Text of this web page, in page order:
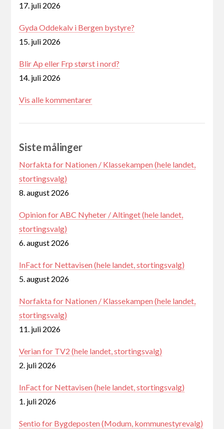
17. juli 2026
Gyda Oddekalv i Bergen bystyre?
15. juli 2026
Blir Ap eller Frp størst i nord?
14. juli 2026
Vis alle kommentarer
Siste målinger
Norfakta for Nationen / Klassekampen (hele landet,
stortingsvalg)
8. august 2026
Opinion for ABC Nyheter / Altinget (hele landet,
stortingsvalg)
6. august 2026
InFact for Nettavisen (hele landet, stortingsvalg)
5. august 2026
Norfakta for Nationen / Klassekampen (hele landet,
stortingsvalg)
11. juli 2026
Verian for TV2 (hele landet, stortingsvalg)
2. juli 2026
InFact for Nettavisen (hele landet, stortingsvalg)
1. juli 2026
Sentio for Bygdeposten (Modum, kommunestyrevalg)